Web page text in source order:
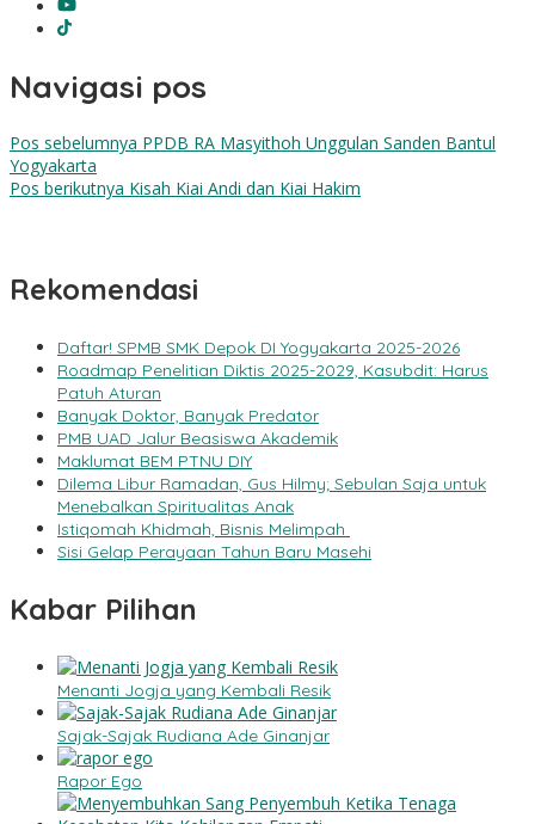
Navigasi pos
Pos sebelumnya PPDB RA Masyithoh Unggulan Sanden Bantul
Yogyakarta
Pos berikutnya Kisah Kiai Andi dan Kiai Hakim
Rekomendasi
Daftar! SPMB SMK Depok DI Yogyakarta 2025-2026
Roadmap Penelitian Diktis 2025-2029, Kasubdit: Harus
Patuh Aturan
Banyak Doktor, Banyak Predator
PMB UAD Jalur Beasiswa Akademik
Maklumat BEM PTNU DIY
Dilema Libur Ramadan, Gus Hilmy; Sebulan Saja untuk
Menebalkan Spiritualitas Anak
Istiqomah Khidmah, Bisnis Melimpah
Sisi Gelap Perayaan Tahun Baru Masehi
Kabar Pilihan
Menanti Jogja yang Kembali Resik
Sajak-Sajak Rudiana Ade Ginanjar
Rapor Ego